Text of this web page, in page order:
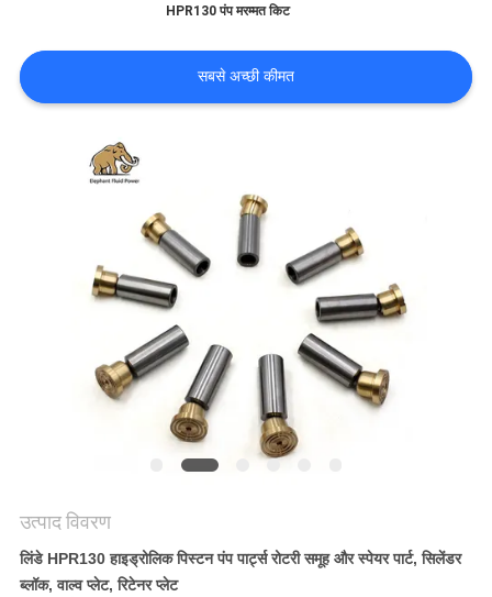
मामलों
साइटमैप
POLICY
HPR130 पंप मरम्मत किट
सबसे अच्छी कीमत
उत्पाद विवरण
लिंडे HPR130 हाइड्रोलिक पिस्टन पंप पार्ट्स रोटरी समूह और स्पेयर पार्ट, सिलेंडर
ब्लॉक, वाल्व प्लेट, रिटेनर प्लेट